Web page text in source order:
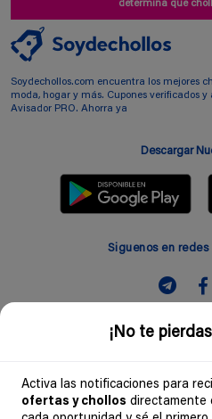
¡No te
Activa las notificaciones para
ofertas y chollos directamente
determina que
Soydechollos.com encuentra los mejores
moda, hogar y más. Cupones verificados
Avisador PRO. Ahorra ya
Descargar
Siguenos en redes
Comunidad